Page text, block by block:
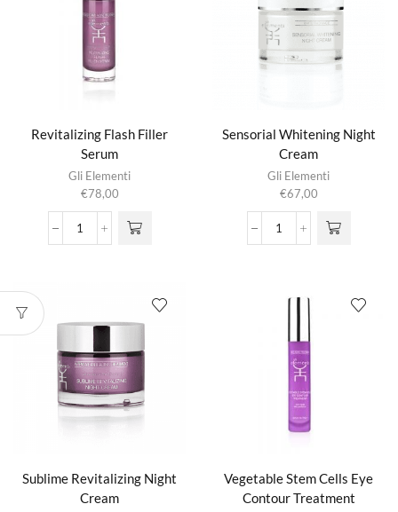
Revitalizing Flash Filler
Serum
Gli Elementi
€78,00
Revitalizing
Sensorial Whitening Night
Cream
Gli Elementi
€67,00
Sensorial
aantal
Sublime Revitalizing Night
Cream
Vegetable Stem Cells Eye
Contour Treatment